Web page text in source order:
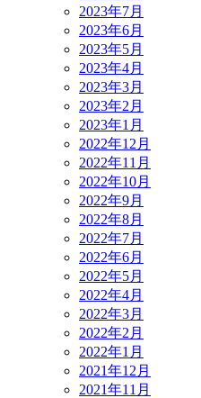
2023年7月
2023年6月
2023年5月
2023年4月
2023年3月
2023年2月
2023年1月
2022年12月
2022年11月
2022年10月
2022年9月
2022年8月
2022年7月
2022年6月
2022年5月
2022年4月
2022年3月
2022年2月
2022年1月
2021年12月
2021年11月